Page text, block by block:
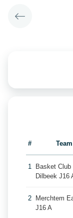
# Team
1
Basket Club
Dilbeek J16
2
Merchtem
J16 A